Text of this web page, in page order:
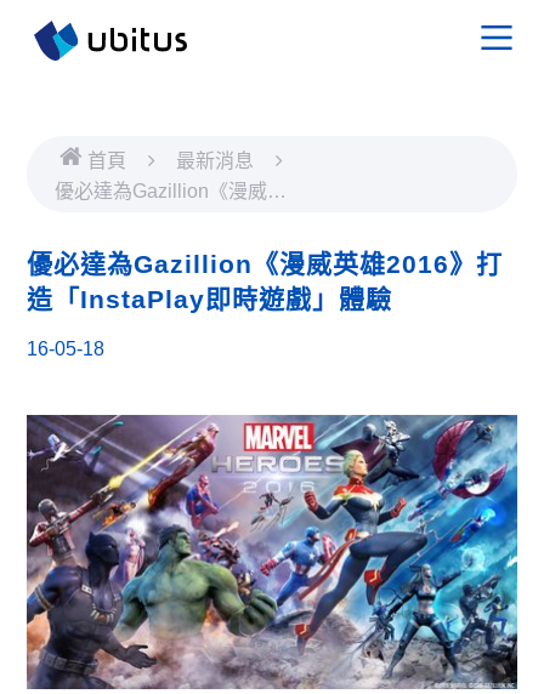
首頁
最新消息
優必達為Gazillion《漫威英
即時遊戲」體驗
優必達為Gazillion《漫威英雄2016》打
造「InstaPlay即時遊戲」體驗
16-05-18